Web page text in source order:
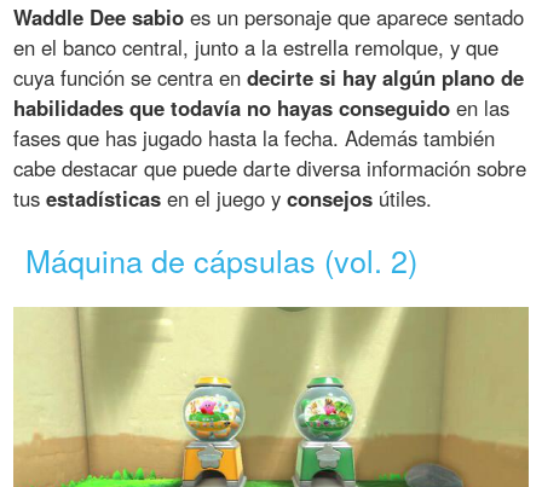
Waddle Dee sabio es un personaje que aparece sentado
en el banco central, junto a la estrella remolque, y que
cuya función se centra endecirte si hay algún plano de
habilidades que todavía no hayas conseguido en las
fases que has jugado hasta la fecha. Además también
cabe destacar que puede darte diversa información sobre
tusestadísticas en el juego yconsejos útiles.
Máquina de cápsulas (vol. 2)